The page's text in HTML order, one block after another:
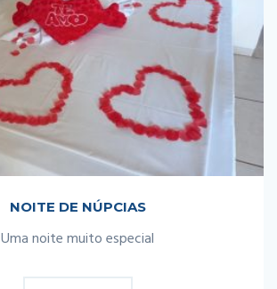
NOITE DE NÚPCIAS
Uma noite muito especial